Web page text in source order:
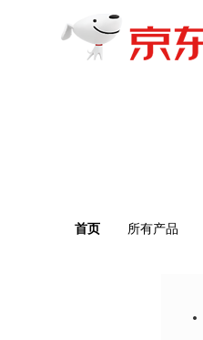
首页 所有产品